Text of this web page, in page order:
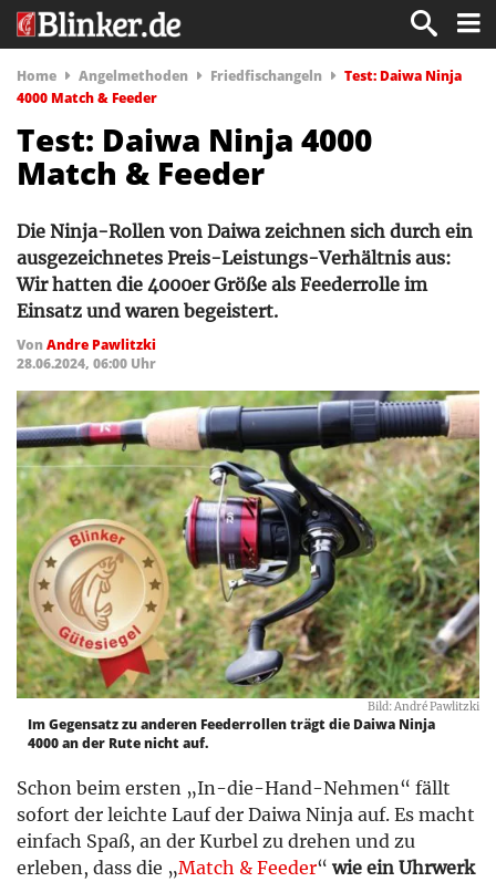
Home Angelmethoden Friedfischangeln
Test: Daiwa Ninja
4000 Match & Feeder
Test: Daiwa Ninja 4000
Match & Feeder
Die Ninja-Rollen von Daiwa zeichnen sich durch ein
ausgezeichnetes Preis-Leistungs-Verhältnis aus:
Wir hatten die 4000er Größe als Feederrolle im
Einsatz und waren begeistert.
VonAndre Pawlitzki
28.06.2024, 06:00 Uhr
Bild: André Pawlitzki
Im Gegensatz zu anderen Feederrollen trägt die Daiwa Ninja
4000 an der Rute nicht auf.
Schon beim ersten „In-die-Hand-Nehmen“ fällt
sofort der leichte Lauf der Daiwa Ninja auf. Es macht
einfach Spaß, an der Kurbel zu drehen und zu
erleben, dass die „Match & Feeder“ wie ein Uhrwerk